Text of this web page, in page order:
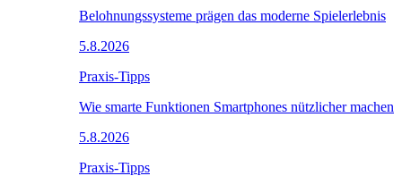
Belohnungssysteme prägen das moderne Spielerlebnis
5.8.2026
Praxis-Tipps
Wie smarte Funktionen Smartphones nützlicher machen
5.8.2026
Praxis-Tipps